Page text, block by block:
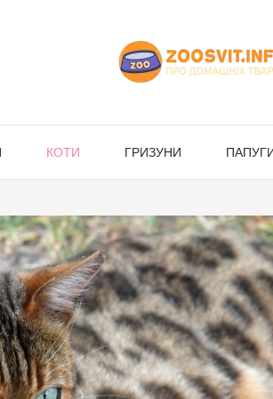
КОТИ ГРИЗУНИ